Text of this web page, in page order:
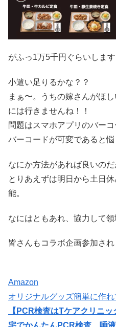
がふっ1万5千円ぐらいします
小遣い足りるかな？？
まぁ〜。うちの嫁さんがほ
には行きませんね！！
問題はスマホアプリのバー
バーコードが可変であると悩
なにか方法があれば良いのだ
とりあえずは明日から土日
能。
なにはともあれ、協力して領
皆さんもコラボ企画参加され
Amazon
オリジナルグッズ簡単に作れ
【PCR検査はTケアクリニ